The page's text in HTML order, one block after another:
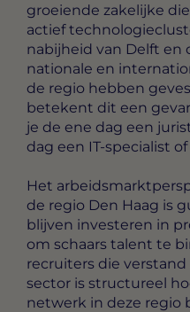
groeiende zakelijke
actief
nabijheid van Delft en
nationale en
de regio hebben
betekent dit een
je de ene dag een
dag een IT-specialist
Het
de regio Den Haag is
blijven investeren in
om schaars talent te
recruiters die
sector is structureel
netwerk in deze regio